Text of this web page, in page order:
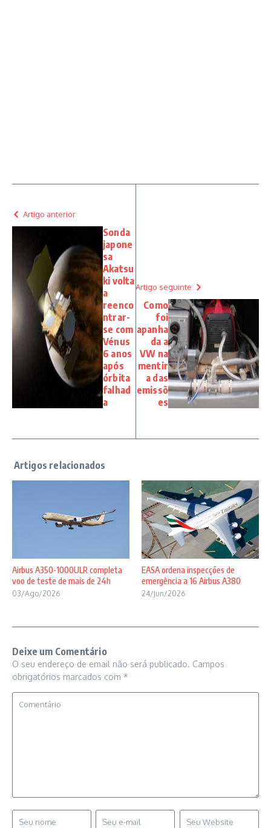
Artigo anterior
Sonda
japone
sa
Akatsu
ki volta
a
reenco
ntrar-
se com
Vénus
6 anos
após
órbita
falhad
a
Artigo seguinte
Como
foi
apanha
da a
VW na
mentir
a das
emissõ
es
Airbus A350-1000ULR completa
voo de teste de mais de 24h
03/Ago/2026
EASA ordena inspecções de
emergência a 16 Airbus A380
24/Jun/2026
Deixe um Comentário
O seu endereço de email não será publicado. Campos
obrigatórios marcados com *